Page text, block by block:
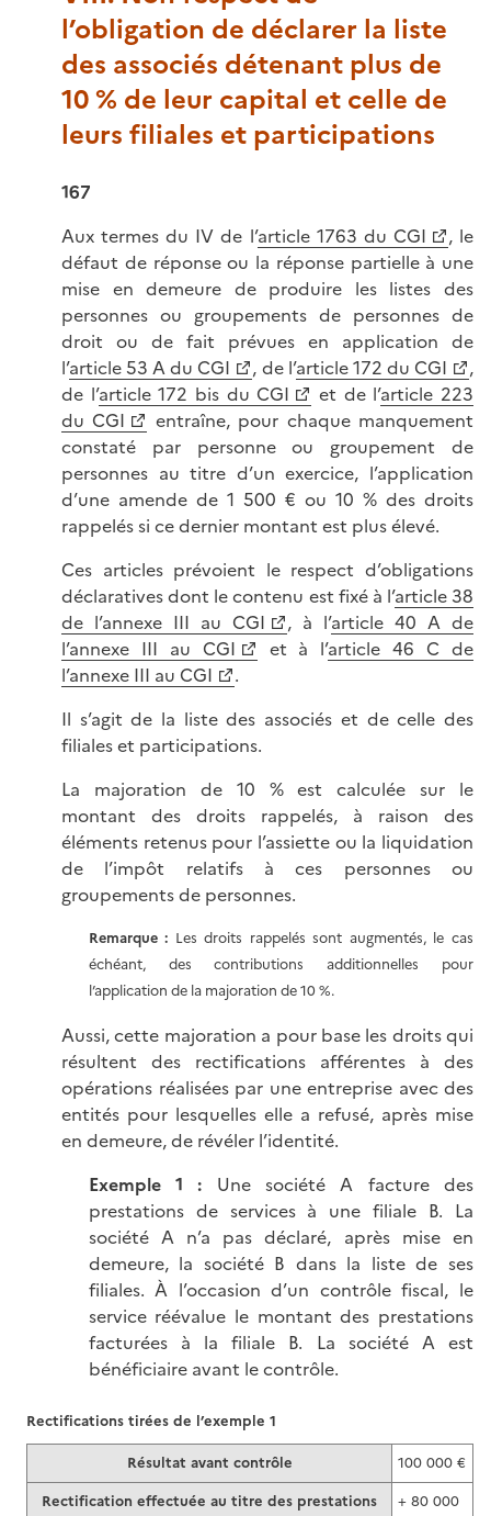
l’obligation de déclarer la liste
des associés détenant plus de
10 % de leur capital et celle de
leurs filiales et participations
167
Aux termes du IV de l’article 1763 du CGI
, le
défaut de réponse ou la réponse partielle à une
mise en demeure de produire les listes des
personnes ou groupements de personnes de
droit ou de fait prévues en application de
l’article 53 A du CGI , de l’article 172 du CGI
,
de l’article 172 bis du CGI et de l’article 223
du CGI
entraîne, pour chaque manquement
constaté par personne ou groupement de
personnes au titre d’un exercice, l’application
d’une amende de 1 500 € ou 10 % des droits
rappelés si ce dernier montant est plus élevé.
Ces articles prévoient le respect d’obligations
déclaratives dont le contenu est fixé à l’article 38
de l’annexe III au CGI
, à l’article 40 A de
l’annexe III au CGI
et à l’article 46 C de
l’annexe III au CGI
.
Il s’agit de la liste des associés et de celle des
filiales et participations.
La majoration de 10 % est calculée sur le
montant des droits rappelés, à raison des
éléments retenus pour l’assiette ou la liquidation
de l’impôt relatifs à ces personnes ou
groupements de personnes.
Remarque : Les droits rappelés sont augmentés, le cas
échéant, des contributions additionnelles pour
l’application de la majoration de 10 %.
Aussi, cette majoration a pour base les droits qui
résultent des rectifications afférentes à des
opérations réalisées par une entreprise avec des
entités pour lesquelles elle a refusé, après mise
en demeure, de révéler l’identité.
Exemple 1 : Une société A facture des
prestations de services à une filiale B. La
société A n’a pas déclaré, après mise en
demeure, la société B dans la liste de ses
filiales. À l’occasion d’un contrôle fiscal, le
service réévalue le montant des prestations
facturées à la filiale B. La société A est
bénéficiaire avant le contrôle.
Rectifications tirées de l’exemple 1
Résultat avant contrôle
100 000 €
Rectification effectuée au titre des prestations
+ 80 000